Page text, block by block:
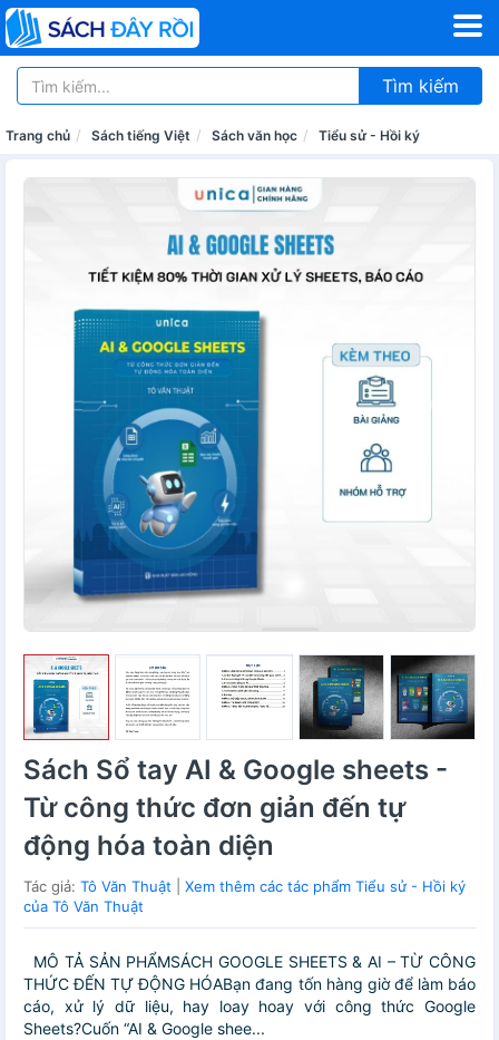
Tìm kiếm
Trang chủ Sách tiếng Việt Sách văn học Tiểu sử - Hồi ký
Sách Sổ tay AI & Google sheets -
Từ công thức đơn giản đến tự
động hóa toàn diện
Tác giả: Tô Văn Thuật
Xem thêm các tác phẩm Tiểu sử - Hồi ký
của Tô Văn Thuật
MÔ TẢ SẢN PHẨMSÁCH GOOGLE SHEETS & AI – TỪ CÔNG
THỨC ĐẾN TỰ ĐỘNG HÓABạn đang tốn hàng giờ để làm báo
cáo, xử lý dữ liệu, hay loay hoay với công thức Google
Sheets?Cuốn “AI & Google shee...